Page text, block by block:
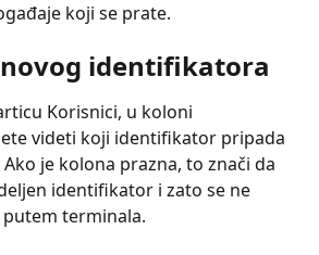
koji se prate.
identifikatora
Korisnici, u koloni
videti koji identifikator pripada
je kolona prazna, to znači da
identifikator i zato se ne
terminala.